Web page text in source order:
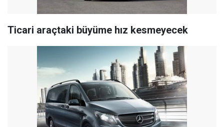
Ticari araçtaki büyüme hız kesmeyecek